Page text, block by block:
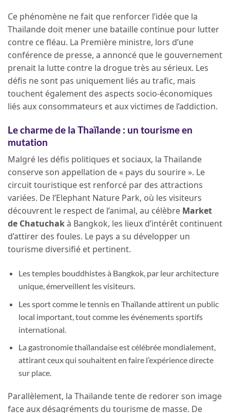
Ce phénomène ne fait que renforcer l’idée que la
Thaïlande doit mener une bataille continue pour lutter
contre ce fléau. La Première ministre, lors d’une
conférence de presse, a annoncé que le gouvernement
prenait la lutte contre la drogue très au sérieux. Les
défis ne sont pas uniquement liés au trafic, mais
touchent également des aspects socio-économiques
liés aux consommateurs et aux victimes de l’addiction.
Le charme de la Thaïlande : un tourisme en
mutation
Malgré les défis politiques et sociaux, la Thaïlande
conserve son appellation de « pays du sourire ». Le
circuit touristique est renforcé par des attractions
variées. De l’Elephant Nature Park, où les visiteurs
découvrent le respect de l’animal, au célèbre Market
de Chatuchakà Bangkok, les lieux d’intérêt continuent
d’attirer des foules. Le pays a su développer un
tourisme diversifié et pertinent.
Les temples bouddhistes à Bangkok, par leur architecture
unique, émerveillent les visiteurs.
Les sport comme le tennis en Thaïlande attirent un public
local important, tout comme les événements sportifs
international.
La gastronomie thaïlandaise est célébrée mondialement,
attirant ceux qui souhaitent en faire l’expérience directe
sur place.
Parallèlement, la Thaïlande tente de redorer son image
face aux désagréments du tourisme de masse. De